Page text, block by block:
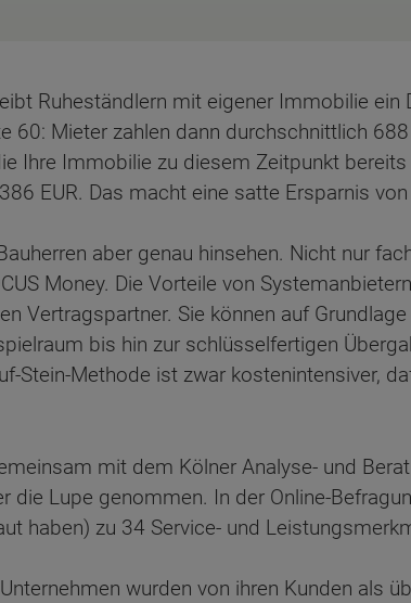
Ruheständlern mit eigener Immobilie
Mieter zahlen dann durchschnittlich
Ihre Immobilie zu diesem Zeitpunkt
EUR. Das macht eine satte Ersparnis
aber genau hinsehen. Nicht nur
Money. Die Vorteile von
Vertragspartner. Sie können auf
bis hin zur schlüsselfertigen
Stein-Methode ist zwar kostenintensiver,
mit dem Kölner Analyse- und
Lupe genommen. In der Online-
haben) zu 34 Service- und
wurden von ihren Kunden als
suchen?